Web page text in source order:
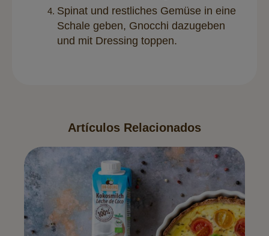
Spinat und restliches Gemüse in eine
Schale geben, Gnocchi dazugeben
und mit Dressing toppen.
Artículos Relacionados